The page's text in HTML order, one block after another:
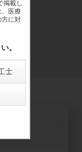
掲載し
、医療
方に対
。